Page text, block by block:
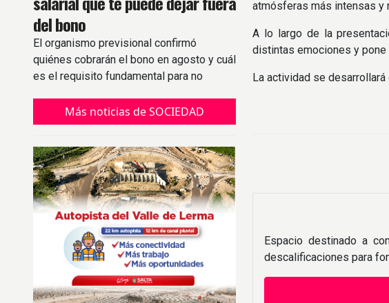
del bono
El organismo previsional confirmó
quiénes cobrarán el bono en agosto y cuál
es el requisito fundamental para no
Más noticias de SOCIEDAD
atmósferas más intensas y
A lo largo de la
distintas emociones y
La actividad se desarrollará
Espacio destinado a
descalificaciones para